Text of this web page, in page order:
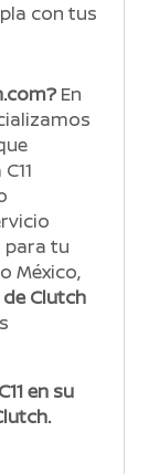
con tus
En
para tu
México,
de Clutch
en su